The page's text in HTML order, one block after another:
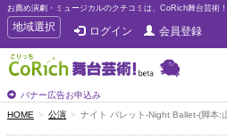
お薦め演劇・ミュージカルのクチコミは、CoRich舞台芸術！
T
o
g
g
e
n
a
地域選択 ログイン 会員登録
バナー広告お申込み
HOME 公演 ナイト バレット-Night Ballet-(脚本: